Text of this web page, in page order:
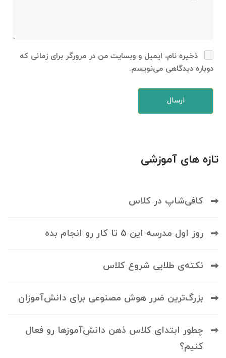
ذخیره نام، ایمیل و وبسایت من در مرورگر برای زمانی که
دوباره دیدگاهی می‌نویسم.
تازه های آموزشی
کافی‌شاپ در کلاس
روز اول مدرسه این 5 تا کار رو انجام بده
نکته‌ی طلایی شروع کلاس
بزرگ‌ترین ضرر هوش مصنوعی برای دانش‌آموزان
چطور ابتدای کلاس ذهن دانش‌آموزها رو فعال
کنیم؟